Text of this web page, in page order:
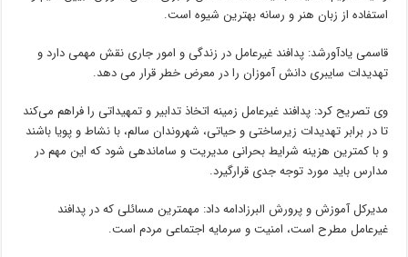
استفاده از زبان هنر و رسانه بهترین شیوه است.
قاسمی یادآورشد: پدافند غیرعامل در زندگی و امور جاری نقش مهمی دارد و
تهدیدات سایبری دانش آموزان را در معرض خطر قرار می دهد.
وی تصریح کرد: پدافند غیرعامل زمینه اتخاذ تدابیر و تمهیداتی را فراهم می‌کند
تا در برابر تهدیدات زیرساختی و حیاتی، شهروندان سالم، با نشاط و پویا باشند
و با کمترین هزینه شرایط بحرانی مدیریت و ساماندهی شود که این مهم در
مدارس باید مورد توجه جدی قرارگیرد.
مدیرکل آموزش و پرورش البرزادامه داد: مهمترین مسائلی که در پدافند
غیرعامل مطرح است، امنیت و سرمایه اجتماعی مردم است.